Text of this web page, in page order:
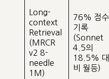
Long-
context
Retrieval
(MRCR
v2 8-
needle
1M)
76% 점수
기록
(Sonnet
4.5의
18.5% 대
비 월등)